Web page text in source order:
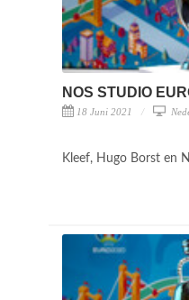
NOS STUDIO
18 Juni 2021
Kleef, Hugo Borst en